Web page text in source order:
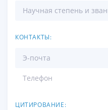
Научная степень и
КОНТАКТЫ:
Э-почта
Телефон
ЦИТИРОВАНИЕ: